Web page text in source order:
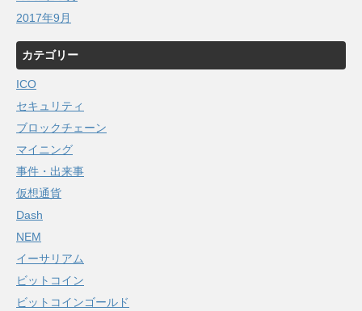
2017年9月
カテゴリー
ICO
セキュリティ
ブロックチェーン
マイニング
事件・出来事
仮想通貨
Dash
NEM
イーサリアム
ビットコイン
ビットコインゴールド